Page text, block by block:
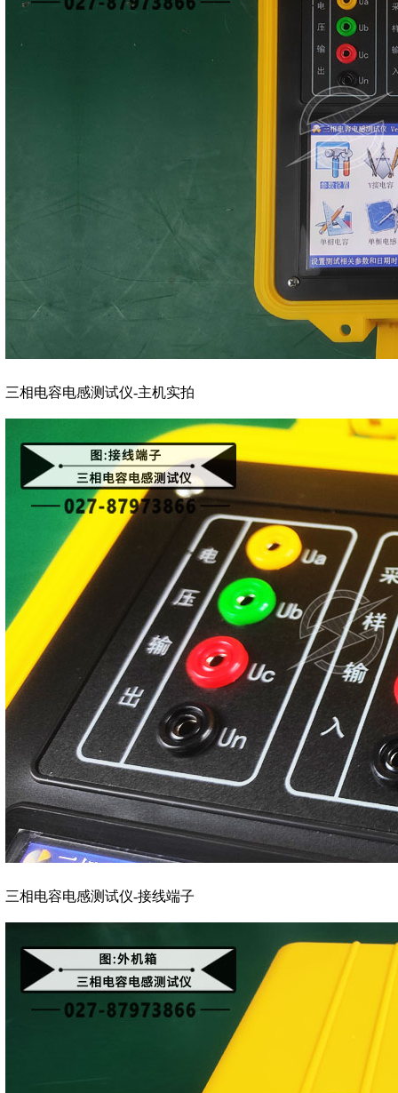
三相电容电感测试仪-主机实拍
三相电容电感测试仪-接线端子